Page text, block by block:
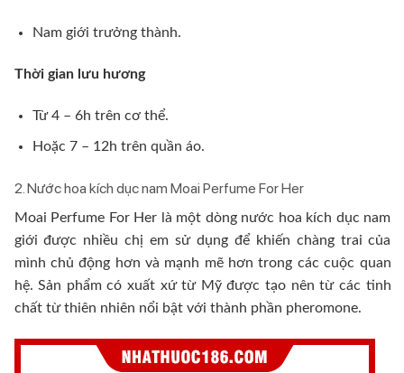
Nam giới trưởng thành.
Thời gian lưu hương
Từ 4 – 6h trên cơ thể.
Hoặc 7 – 12h trên quần áo.
2. Nước hoa kích dục nam Moai Perfume For Her
Moai Perfume For Her là một dòng nước hoa kích dục nam
giới được nhiều chị em sử dụng để khiến chàng trai của
mình chủ động hơn và mạnh mẽ hơn trong các cuộc quan
hệ.Sản phẩm có xuất xứ từ Mỹ được tạo nên từ các tinh
chất từ thiên nhiên nổi bật với thành phần pheromone.